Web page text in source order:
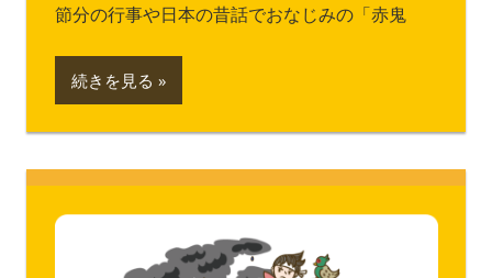
節分の行事や日本の昔話でおなじみの「赤鬼
続きを見る